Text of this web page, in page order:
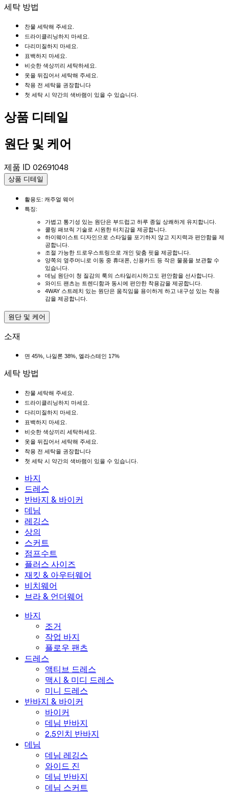
세탁 방법
찬물 세탁해 주세요.
드라이클리닝하지 마세요.
다리미질하지 마세요.
표백하지 마세요.
비슷한 색상끼리 세탁하세요.
옷을 뒤집어서 세탁해 주세요.
착용 전 세탁을 권장합니다
첫 세탁 시 약간의 색바램이 있을 수 있습니다.
상품 디테일
원단 및 케어
제품 ID 02691048
상품 디테일
활용도: 캐주얼 웨어
특징:
가볍고 통기성 있는 원단은 부드럽고 하루 종일 상쾌하게 유지합니다.
쿨링 패브릭 기술로 시원한 터치감을 제공합니다.
하이웨이스트 디자인으로 스타일을 포기하지 않고 지지력과 편안함을 제
공합니다.
조절 가능한 드로우스트링으로 개인 맞춤 핏을 제공합니다.
양쪽의 옆주머니로 이동 중 휴대폰, 신용카드 등 작은 물품을 보관할 수
있습니다.
데님 원단이 청 질감의 룩의 스타일리시하고도 편안함을 선사합니다.
와이드 팬츠는 트렌디함과 동시에 편안한 착용감을 제공합니다.
4WAY 스트레치 있는 원단은 움직임을 용이하게 하고 내구성 있는 착용
감을 제공합니다.
원단 및 케어
소재
면 45%, 나일론 38%, 엘라스테인 17%
세탁 방법
찬물 세탁해 주세요.
드라이클리닝하지 마세요.
다리미질하지 마세요.
표백하지 마세요.
비슷한 색상끼리 세탁하세요.
옷을 뒤집어서 세탁해 주세요.
착용 전 세탁을 권장합니다
첫 세탁 시 약간의 색바램이 있을 수 있습니다.
바지
바지
조거
작업 바지
플로우 팬츠
드레스
드레스
액티브 드레스
맥시 & 미디 드레스
미니 드레스
반바지 & 바이커
반바지 & 바이커
바이커
데님 반바지
2.5인치 반바지
데님
데님
데님 레깅스
와이드 진
데님 반바지
데님 스커트
레깅스
레깅스
데님 레깅스
힙업 레깅스
요가 레깅스
상의
상의
스포츠 브라
티셔츠
스커트
스커트
액티브 스커트
미니 스커트
맥시 & 미디 스커트
점프수트
점프수트
오버롤
롬퍼
플러스 사이즈
플러스 사이즈
플러스 사이즈 하의
플러스 사이즈 상의
플러스 사이즈 드레스
재킷 & 아우터웨어
재킷 & 아우터웨어
재킷 & 아우터웨어
아우터웨어
비치웨어
비치웨어
수영복 상의
수영복 세트
브라 & 언더웨어
브라 & 언더웨어
언더웨어
바지
조거
작업 바지
플로우 팬츠
드레스
액티브 드레스
맥시 & 미디 드레스
미니 드레스
반바지 & 바이커
바이커
데님 반바지
2.5인치 반바지
데님
데님 레깅스
와이드 진
데님 반바지
데님 스커트